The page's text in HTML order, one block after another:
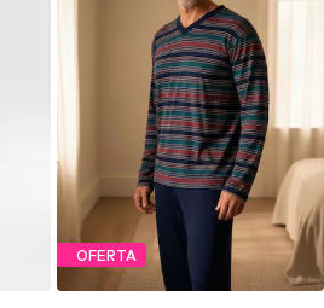
OFERTA